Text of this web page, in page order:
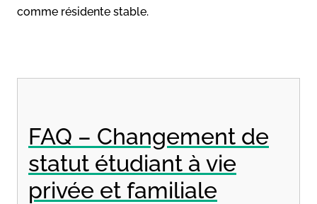
comme résidente stable.
FAQ – Changement de
statut étudiant à vie
privée et familiale